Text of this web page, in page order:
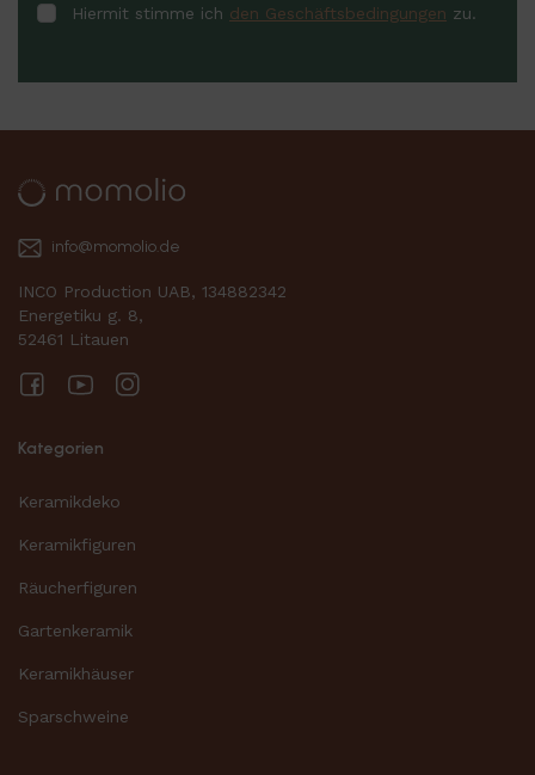
Hiermit stimme ich den Geschäftsbedingungen zu.
info@momolio.de
INCO Production UAB, 134882342
Energetiku g. 8,
52461 Litauen
FacebookYouTube
Kategorien
Keramikdeko
Keramikfiguren
Räucherfiguren
Gartenkeramik
Keramikhäuser
Sparschweine